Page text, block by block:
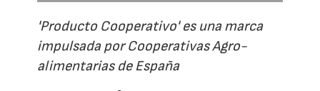
'Producto Cooperativo' es una marca
impulsada por Cooperativas Agro-
alimentarias de España